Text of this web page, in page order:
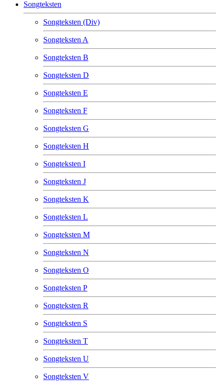
Songteksten
Songteksten (Div)
Songteksten A
Songteksten B
Songteksten D
Songteksten E
Songteksten F
Songteksten G
Songteksten H
Songteksten I
Songteksten J
Songteksten K
Songteksten L
Songteksten M
Songteksten N
Songteksten O
Songteksten P
Songteksten R
Songteksten S
Songteksten T
Songteksten U
Songteksten V